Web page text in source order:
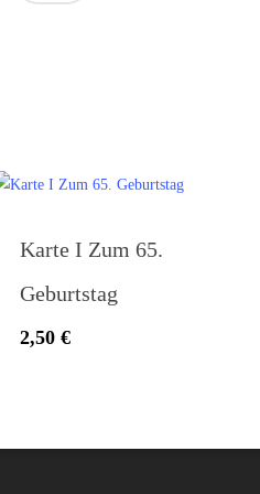
Karte I Zum 65.
Geburtstag
2,50 €
97633, Kleineibstädter Str. 3
Mo.- Di. 9 - 18 Uhr
Mi. geschlossen